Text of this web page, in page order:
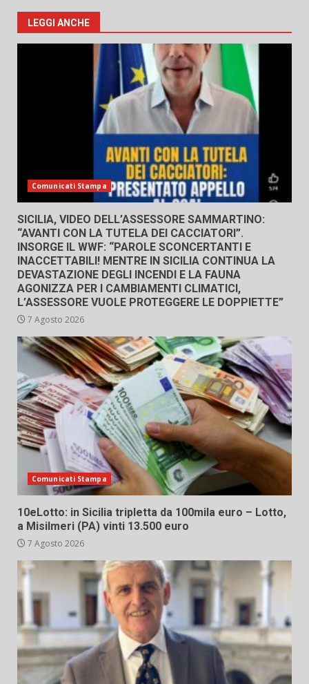
LEGGI ANCHE
Comunicati Stampa
SICILIA, VIDEO DELL’ASSESSORE SAMMARTINO:
“AVANTI CON LA TUTELA DEI CACCIATORI”.
INSORGE IL WWF: “PAROLE SCONCERTANTI E
INACCETTABILI! MENTRE IN SICILIA CONTINUA LA
DEVASTAZIONE DEGLI INCENDI E LA FAUNA
AGONIZZA PER I CAMBIAMENTI CLIMATICI,
L’ASSESSORE VUOLE PROTEGGERE LE DOPPIETTE”
7 Agosto 2026
Comunicati Stampa
10eLotto: in Sicilia tripletta da 100mila euro – Lotto,
a Misilmeri (PA) vinti 13.500 euro
7 Agosto 2026